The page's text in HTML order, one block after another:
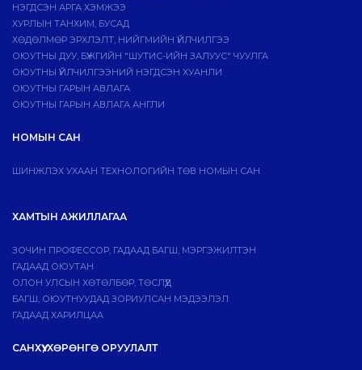
НЭГДСЭН АРГА ХЭМЖЭЭ
ХУРЛЫН ТАНХИМ, БУСАД
ХӨДӨЛМӨР ЭРХЛЭЛТ, НИЙГМИЙН ҮЙЛЧИЛГЭЭ
ОЮУТНЫ ДУУ, БҮЖГИЙН "ШУТИС-ИЙН ЗАЛУУС" ЧУУЛГА
ОЮУТНЫ ҮЙЛЧИЛГЭЭНИЙ НЭГДСЭН ХУАНЛИ
ОЮУТНЫ ГАРЫН АВЛАГА
ОЮУТНЫ ГАРЫН АВЛАГА АНГЛИ
НОМЫН САН
ШИНЖЛЭХ УХААН ТЕХНОЛОГИЙН ТӨВ НОМЫН САН
ХАМТЫН АЖИЛЛАГАА
ЗОЧИН ПРОФЕССОР, ГАДААД БАГШ, МЭРГЭЖИЛТЭН
ГАДААД ОЮУТАН
ОЛОН УЛСЫН ХӨТӨЛБӨР, ТӨСЛҮҮД
БАГШ, ОЮУТНУУДАД ЗОРИУЛСАН МЭДЭЭЛЭЛ
ГАДААД ХАРИЛЦАА
САНХҮҮ, ХӨРӨНГӨ ОРУУЛАЛТ